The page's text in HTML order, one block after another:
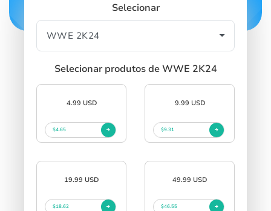
Selecionar
Selecionar produtos de WWE 2K24
4.99 USD
$4.65
9.99 USD
$9.31
19.99 USD
$18.62
49.99 USD
$46.55